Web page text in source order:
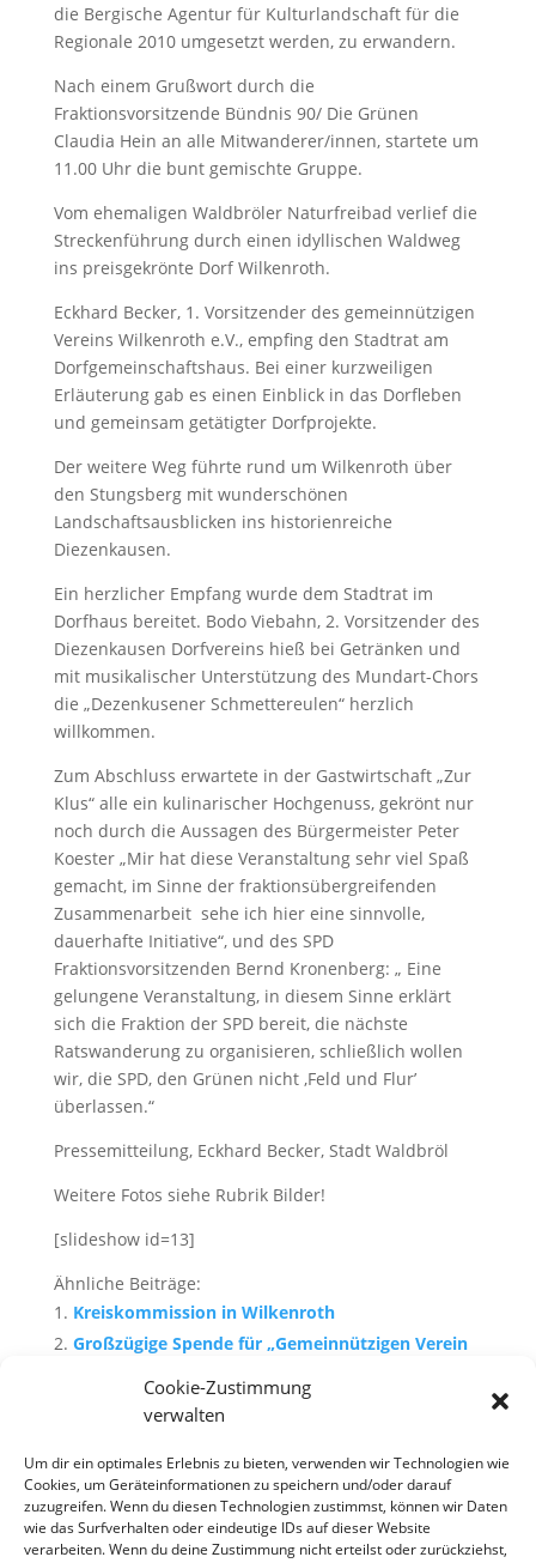
Cookie-Zustimmung
verwalten
Um dir ein optimales Erlebnis zu bieten, verwenden wir Technologien wie
Cookies, um Geräteinformationen zu speichern und/oder darauf
zuzugreifen. Wenn du diesen Technologien zustimmst, können wir Daten
wie das Surfverhalten oder eindeutige IDs auf dieser Website
verarbeiten. Wenn du deine Zustimmung nicht erteilst oder zurückziehst,
die Bergische Agentur für Kulturlandschaft für die
Regionale 2010 umgesetzt werden, zu erwandern.
Nach einem Grußwort durch die
Fraktionsvorsitzende Bündnis 90/ Die Grünen
Claudia Hein an alle Mitwanderer/innen, startete um
11.00 Uhr die bunt gemischte Gruppe.
Vom ehemaligen Waldbröler Naturfreibad verlief die
Streckenführung durch einen idyllischen Waldweg
ins preisgekrönte Dorf Wilkenroth.
Eckhard Becker, 1. Vorsitzender des gemeinnützigen
Vereins Wilkenroth e.V., empfing den Stadtrat am
Dorfgemeinschaftshaus. Bei einer kurzweiligen
Erläuterung gab es einen Einblick in das Dorfleben
und gemeinsam getätigter Dorfprojekte.
Der weitere Weg führte rund um Wilkenroth über
den Stungsberg mit wunderschönen
Landschaftsausblicken ins historienreiche
Diezenkausen.
Ein herzlicher Empfang wurde dem Stadtrat im
Dorfhaus bereitet. Bodo Viebahn, 2. Vorsitzender des
Diezenkausen Dorfvereins hieß bei Getränken und
mit musikalischer Unterstützung des Mundart-Chors
die „Dezenkusener Schmettereulen“ herzlich
willkommen.
Zum Abschluss erwartete in der Gastwirtschaft „Zur
Klus“ alle ein kulinarischer Hochgenuss, gekrönt nur
noch durch die Aussagen des Bürgermeister Peter
Koester „Mir hat diese Veranstaltung sehr viel Spaß
gemacht, im Sinne der fraktionsübergreifenden
Zusammenarbeit sehe ich hier eine sinnvolle,
dauerhafte Initiative“, und des SPD
Fraktionsvorsitzenden Bernd Kronenberg: „ Eine
gelungene Veranstaltung, in diesem Sinne erklärt
sich die Fraktion der SPD bereit, die nächste
Ratswanderung zu organisieren, schließlich wollen
wir, die SPD, den Grünen nicht ‚Feld und Flur’
überlassen.“
Pressemitteilung, Eckhard Becker, Stadt Waldbröl
Weitere Fotos siehe Rubrik Bilder!
[slideshow id=13]
Ähnliche Beiträge:
Kreiskommission in Wilkenroth
Großzügige Spende für „Gemeinnützigen Verein
Wilkenroth e.V.“
Weihnachtsmarkt: Neue Weihnachtsbeleuchtung
Offene Gärten in Wilkenroth 2013
Wilkenroth im Advent, Termine & Orte 2015